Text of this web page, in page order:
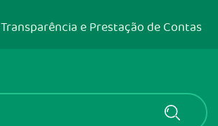
Transparência e Prestação de Contas